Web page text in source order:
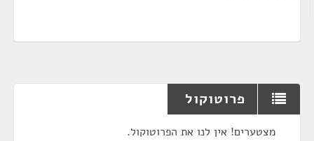
פרוטוקול
מצטערים! אין לנו את הפרוטוקול.